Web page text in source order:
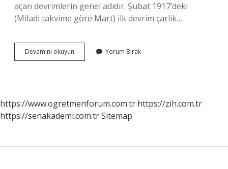
açan devrimlerin genel adıdır. Şubat 1917’deki
(Miladi takvime göre Mart) ilk devrim çarlık…
Devamını okuyun
Iç
Yorum Bırak
https://www.ogretmenforum.com.tr https://zih.com.tr
https://senakademi.com.trSitemap